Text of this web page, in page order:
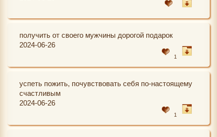
получить от своего мужчины дорогой подарок
2024-06-26
1
успеть пожить, почувствовать себя по-настоящему
счастливым
2024-06-26
1